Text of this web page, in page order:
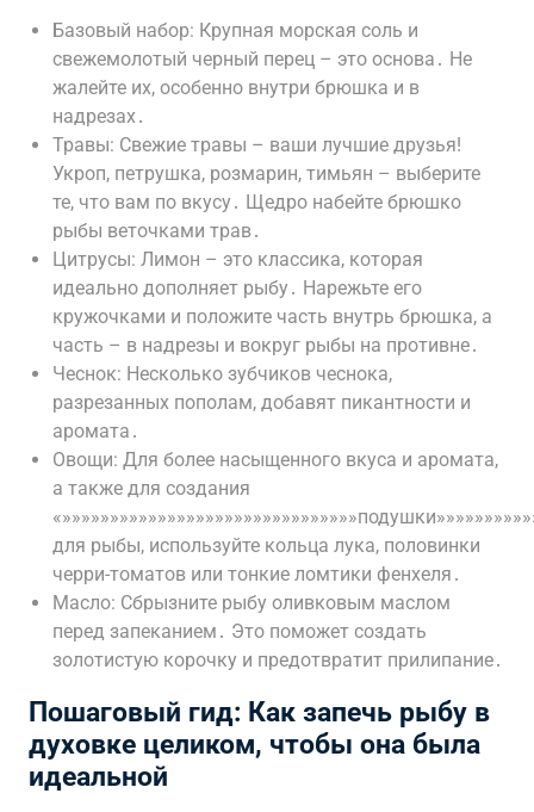
Базовый набор: Крупная морская соль и
свежемолотый черный перец – это основа․ Не
жалейте их, особенно внутри брюшка и в
надрезах․
Травы: Свежие травы – ваши лучшие друзья!
Укроп, петрушка, розмарин, тимьян – выберите
те, что вам по вкусу․ Щедро набейте брюшко
рыбы веточками трав․
Цитрусы: Лимон – это классика, которая
идеально дополняет рыбу․ Нарежьте его
кружочками и положите часть внутрь брюшка, а
часть – в надрезы и вокруг рыбы на противне․
Чеснок: Несколько зубчиков чеснока,
разрезанных пополам, добавят пикантности и
аромата․
Овощи: Для более насыщенного вкуса и аромата,
а также для создания
для рыбы, используйте кольца лука, половинки
черри-томатов или тонкие ломтики фенхеля․
Масло: Сбрызните рыбу оливковым маслом
перед запеканием․ Это поможет создать
золотистую корочку и предотвратит прилипание․
Пошаговый гид: Как запечь рыбу в
духовке целиком, чтобы она была
идеальной